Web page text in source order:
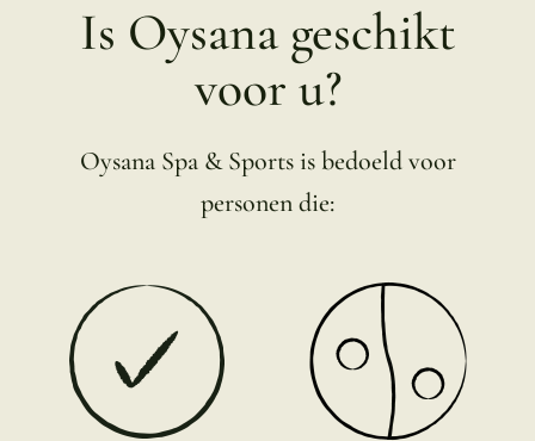
Is Oysana geschikt
voor u?
Oysana Spa & Sports is bedoeld voor
personen die: